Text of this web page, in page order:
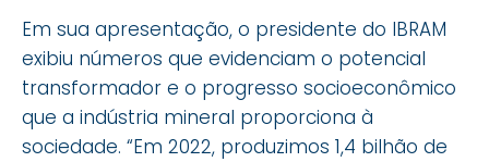
Em sua apresentação, o presidente do IBRAM
exibiu números que evidenciam o potencial
transformador e o progresso socioeconômico
que a indústria mineral proporciona à
sociedade. “Em 2022, produzimos 1,4 bilhão de